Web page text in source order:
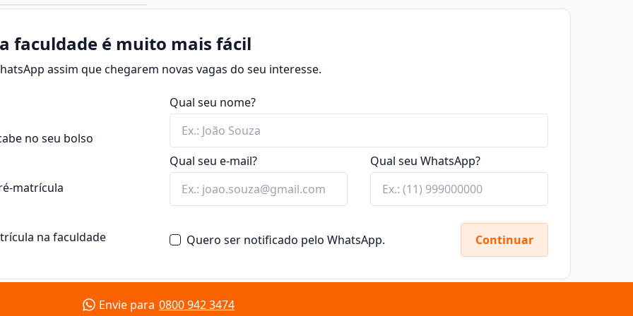
conteúdos como:
rural
etc.)
com o objetivo de
meio ambiente.
de engenheiro
produção.
alimentar,
faculdade é muito mais fácil
assim que chegarem novas vagas do seu interesse.
no seu bolso
matrícula
na faculdade
Qual seu nome?
Qual seu e-mail? Qual seu WhatsApp?
Quero ser notificado pelo WhatsApp. Continuar
Envie para 0800 942 3474